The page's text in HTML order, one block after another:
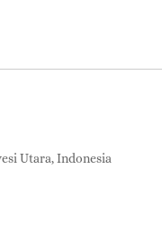
Utara, Indonesia